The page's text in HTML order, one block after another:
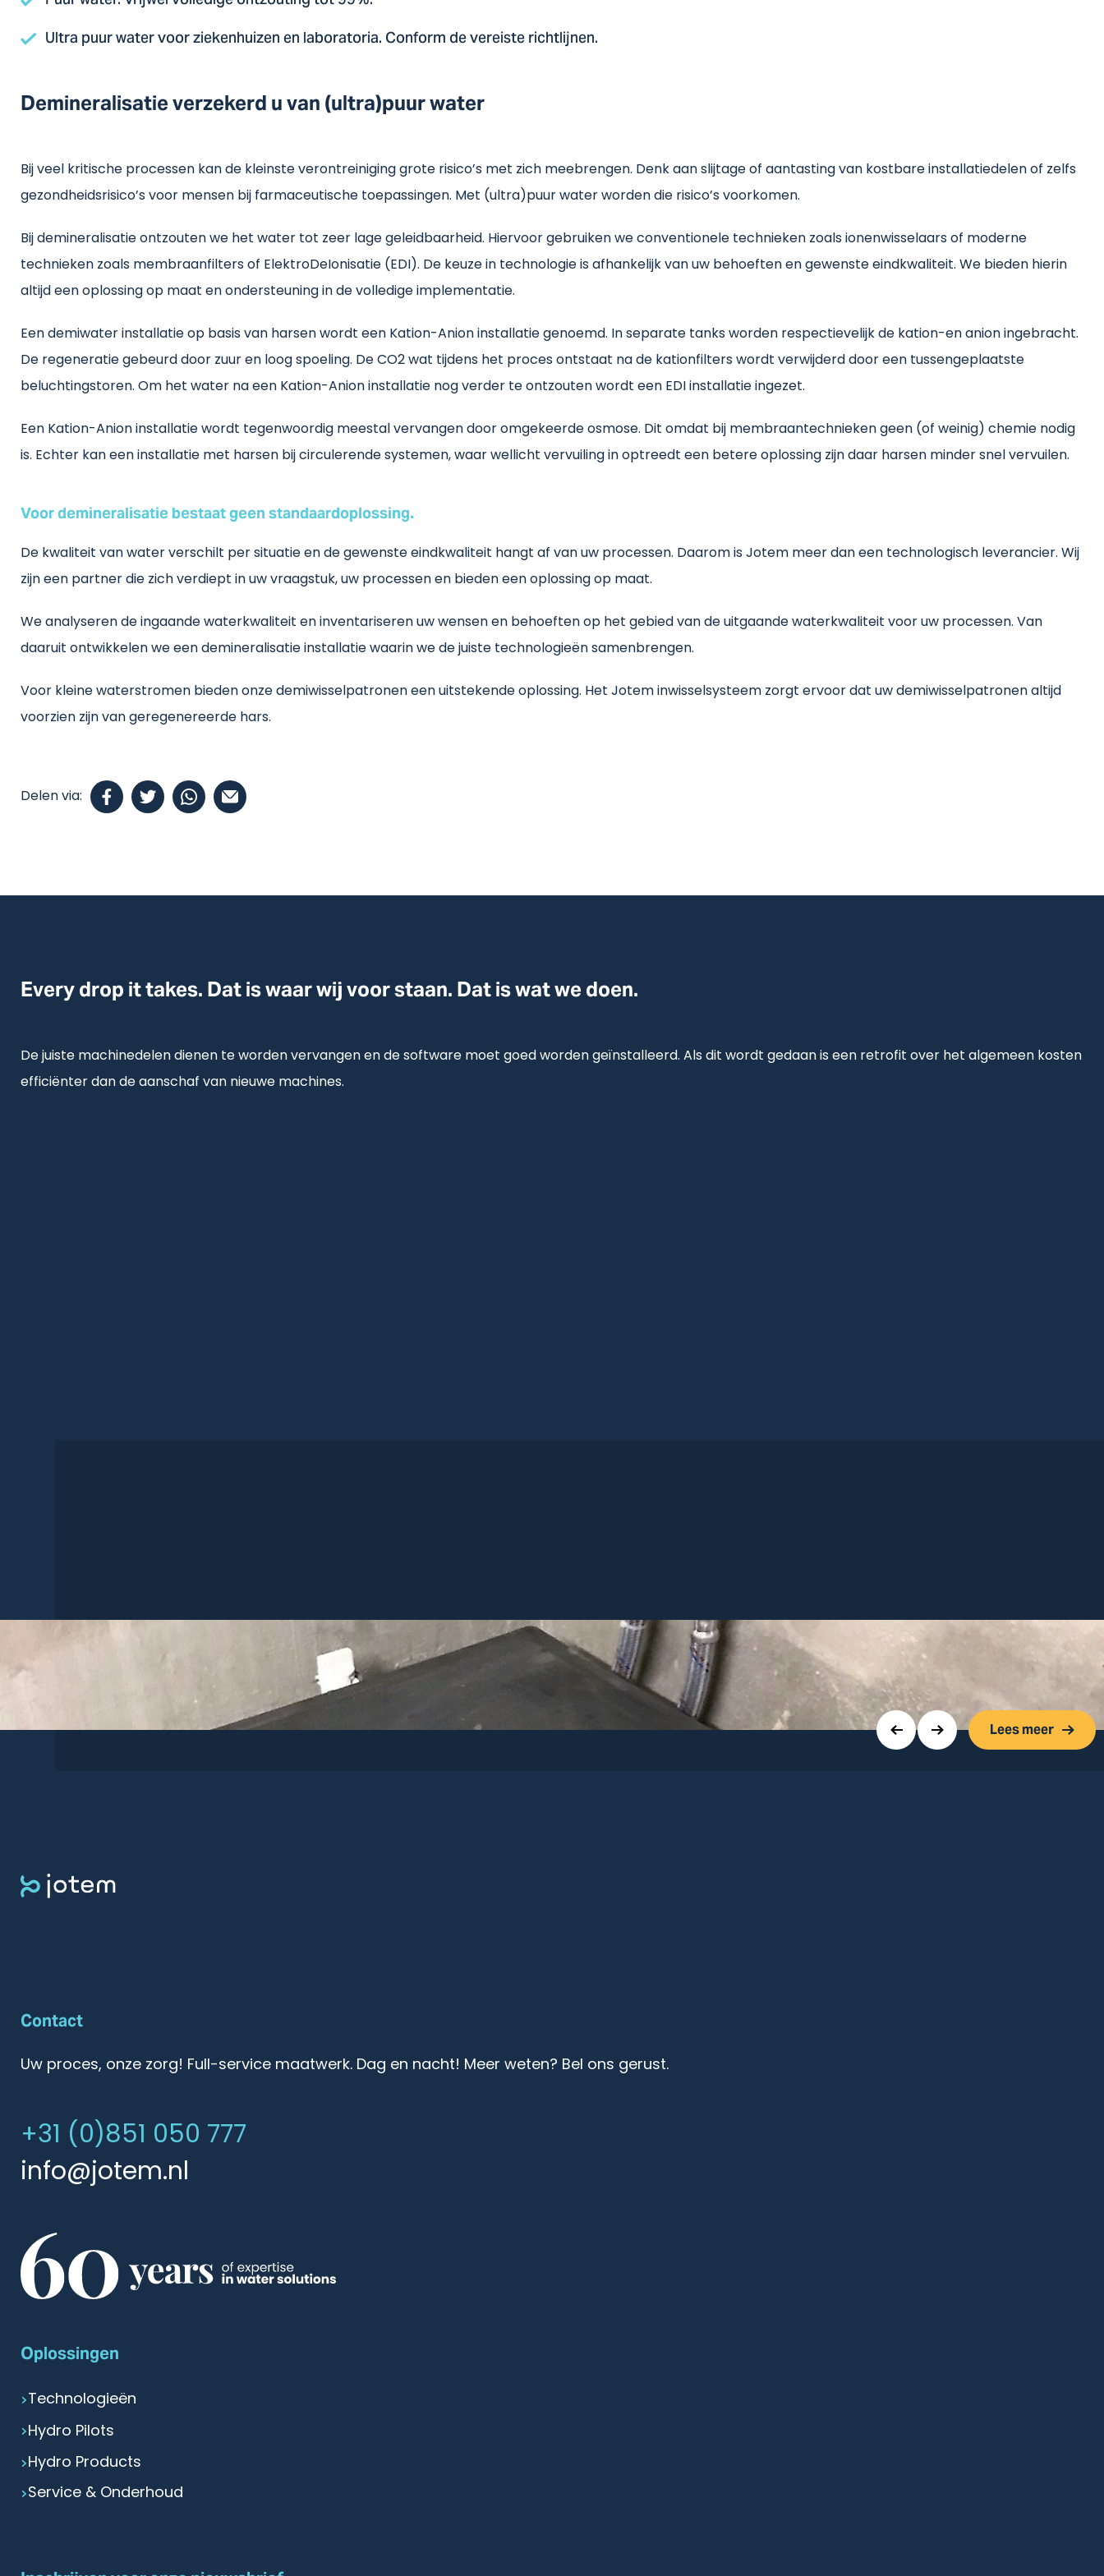
Demineralisatie verzekerd u van (ultra)puur water
Bij veel kritische processen kan de kleinste verontreiniging grote risico’s met zich meebrengen. Denk aan slijtage of aantasting van kostbare installatiedelen of zelfs
gezondheidsrisico’s voor mensen bij farmaceutische toepassingen. Met (ultra)puur water worden die risico’s voorkomen.
Bij demineralisatie ontzouten we het water tot zeer lage geleidbaarheid. Hiervoor gebruiken we conventionele technieken zoals ionenwisselaars of moderne
technieken zoals membraanfilters of ElektroDeIonisatie (EDI). De keuze in technologie is afhankelijk van uw behoeften en gewenste eindkwaliteit. We bieden hierin
altijd een oplossing op maat en ondersteuning in de volledige implementatie.
Een demiwater installatie op basis van harsen wordt een Kation-Anion installatie genoemd. In separate tanks worden respectievelijk de kation-en anion ingebracht.
De regeneratie gebeurd door zuur en loog spoeling. De CO2 wat tijdens het proces ontstaat na de kationfilters wordt verwijderd door een tussengeplaatste
beluchtingstoren. Om het water na een Kation-Anion installatie nog verder te ontzouten wordt een EDI installatie ingezet.
Een Kation-Anion installatie wordt tegenwoordig meestal vervangen door omgekeerde osmose. Dit omdat bij membraantechnieken geen (of weinig) chemie nodig
is. Echter kan een installatie met harsen bij circulerende systemen, waar wellicht vervuiling in optreedt een betere oplossing zijn daar harsen minder snel vervuilen.
Voor demineralisatie bestaat geen standaardoplossing.
De kwaliteit van water verschilt per situatie en de gewenste eindkwaliteit hangt af van uw processen. Daarom is Jotem meer dan een technologisch leverancier. Wij
zijn een partner die zich verdiept in uw vraagstuk, uw processen en bieden een oplossing op maat.
We analyseren de ingaande waterkwaliteit en inventariseren uw wensen en behoeften op het gebied van de uitgaande waterkwaliteit voor uw processen. Van
daaruit ontwikkelen we een demineralisatie installatie waarin we de juiste technologieën samenbrengen.
Voor kleine waterstromen bieden onze demiwisselpatronen een uitstekende oplossing. Het Jotem inwisselsysteem zorgt ervoor dat uw demiwisselpatronen altijd
voorzien zijn van geregenereerde hars.
Delen via:
Ultra puur water voor ziekenhuizen en laboratoria. Conform de vereiste richtlijnen.
Every drop it takes. Dat is waar wij voor staan. Dat is wat we doen.
De juiste machinedelen dienen te worden vervangen en de software moet goed worden geïnstalleerd. Als dit wordt gedaan is een retrofit over het algemeen kosten
efficiënter dan de aanschaf van nieuwe machines.
Lees meer
Contact
Uw proces, onze zorg! Full-service maatwerk. Dag en nacht! Meer weten? Bel ons gerust.
+31 (0)851 050 777
info@jotem.nl
Oplossingen
Technologieën
Hydro Pilots
Hydro Products
Service & Onderhoud